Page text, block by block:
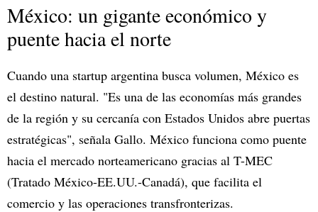
México: un gigante económico y
puente hacia el norte
Cuando una startup argentina busca volumen, México es
el destino natural. "Es una de las economías más grandes
de la región y su cercanía con Estados Unidos abre puertas
estratégicas", señala Gallo. México funciona como puente
hacia el mercado norteamericano gracias al T-MEC
(Tratado México-EE.UU.-Canadá), que facilita el
comercio y las operaciones transfronterizas.